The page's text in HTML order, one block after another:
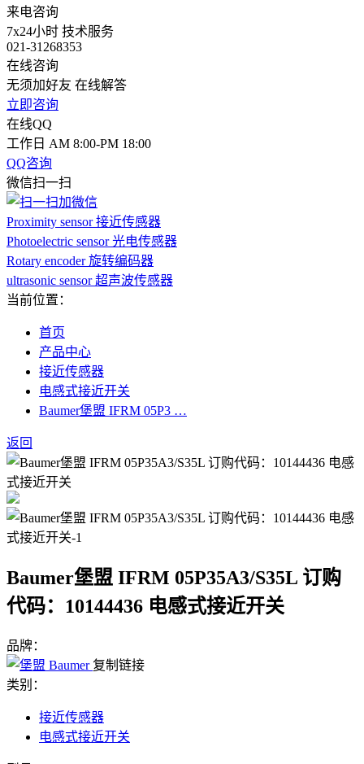
来电咨询
7x24小时 技术服务
021-31268353
在线咨询
无须加好友 在线解答
立即咨询
在线QQ
工作日 AM 8:00-PM 18:00
QQ咨询
微信扫一扫
Proximity sensor 接近传感器
Photoelectric sensor 光电传感器
Rotary encoder 旋转编码器
ultrasonic sensor 超声波传感器
当前位置：
首页
产品中心
接近传感器
电感式接近开关
Baumer堡盟 IFRM 05P3 …
返回
Baumer堡盟 IFRM 05P35A3/S35L 订购
代码：10144436 电感式接近开关
品牌：
复制链接
类别：
接近传感器
电感式接近开关